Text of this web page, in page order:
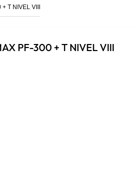
T NIVEL VIII
PF-300 + T NIVEL VIII